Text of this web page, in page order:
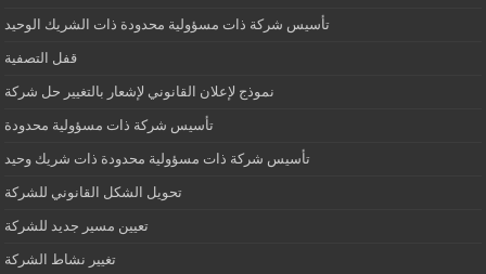
تأسيس شركة ذات مسؤولية محدودة ذات الشريك الوحيد
قفل التصفية
نموذج لإعلان القانوني لإشعار بالتغيير حل شركة
تأسيس شركة ذات مسؤولية محدودة
تأسيس شركة ذات مسؤولية محدودة ذات شريك وحيد
تحويل الشكل القانوني للشركة
تعيين مسير جديد للشركة
تغيير نشاط الشركة